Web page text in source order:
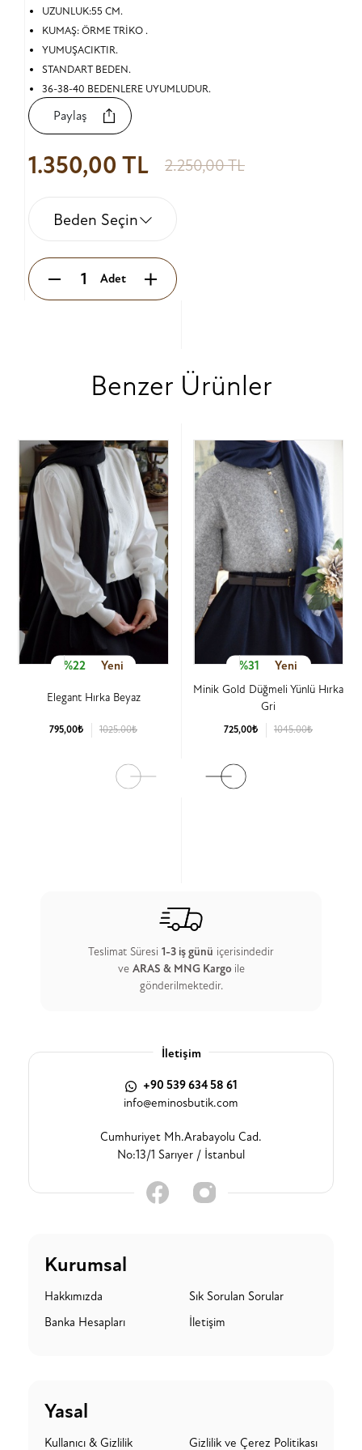
UZUNLUK:55 CM.
KUMAŞ: ÖRME TRİKO .
YUMUŞACIKTIR.
STANDART BEDEN.
36-38-40 BEDENLERE UYUMLUDUR.
Paylaş
1.350,00 TL 2.250,00 TL
Beden Seçin
Adet
Benzer Ürünler
%22 Yeni
Elegant Hırka Beyaz
795,00₺ 1025.00₺
%31 Yeni
Minik Gold Düğmeli Yünlü Hırka
Gri
725,00₺ 1045.00₺
Teslimat Süresi 1-3 iş günü içerisindedir
ve ARAS & MNG Kargo ile
gönderilmektedir.
İletişim
+90 539 634 58 61
info@eminosbutik.com
Cumhuriyet Mh.Arabayolu Cad.
No:13/1 Sarıyer / İstanbul
Kurumsal
Hakkımızda
Sık Sorulan Sorular
Banka Hesapları
İletişim
Yasal
Kullanıcı & Gizlilik Gizlilik ve Çerez Politikası